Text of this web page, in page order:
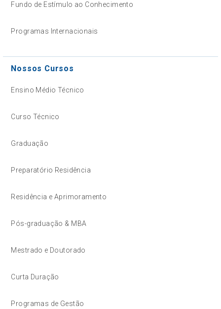
Fundo de Estímulo ao Conhecimento
Programas Internacionais
Nossos Cursos
Ensino Médio Técnico
Curso Técnico
Graduação
Preparatório Residência
Residência e Aprimoramento
Pós-graduação & MBA
Mestrado e Doutorado
Curta Duração
Programas de Gestão